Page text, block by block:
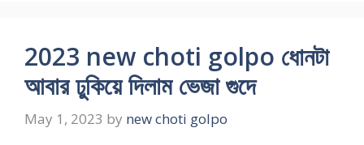
2023 new choti golpo ধোনটা
আবার ঢুকিয়ে দিলাম ভেজা গুদে
May 1, 2023 by new choti golpo